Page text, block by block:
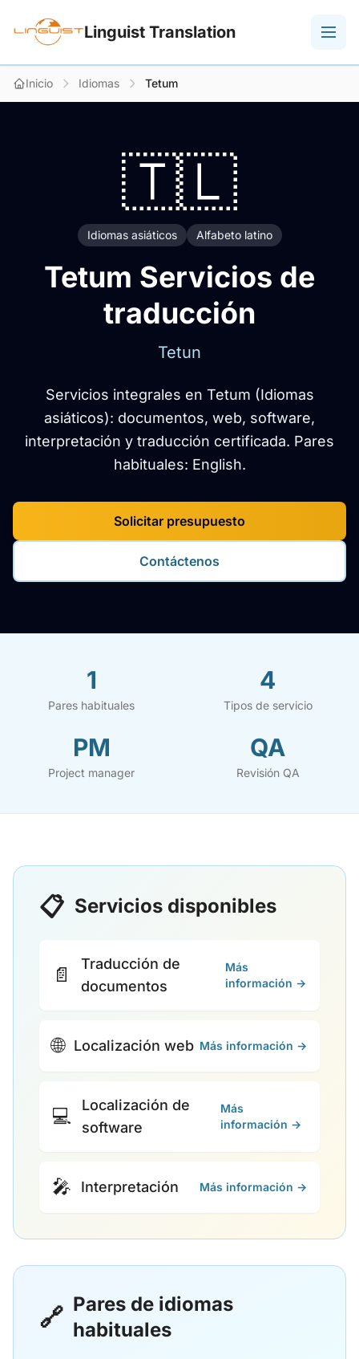
Linguist Translation
Inicio Idiomas Tetum
🇹🇱
Idiomas asiáticos Alfabeto latino
Tetum Servicios de
traducción
Tetun
Servicios integrales en Tetum (Idiomas
asiáticos): documentos, web, software,
interpretación y traducción certificada. Pares
habituales: English.
Solicitar presupuesto
Contáctenos
1
Pares habituales
4
Tipos de servicio
PM
Project manager
QA
Revisión QA
📋 Servicios disponibles
📄
Traducción de
documentos
Más
información →
🌐 Localización web Más información →
💻
Localización de
software
Más
información →
🎤 Interpretación Más información →
🔗 Pares de idiomas
habituales